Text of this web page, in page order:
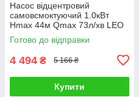
Насос відцентровий
самовсмоктуючий 1.0кВт
Hmax 44м Qmax 73л/хв LEO
EKJ-1002I (775347)
Готово до відправки
4 494 ₴ 5 166 ₴
Купити